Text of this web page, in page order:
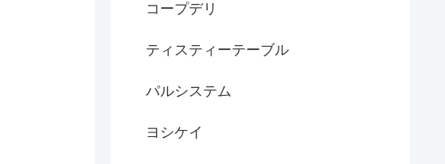
コープデリ
ティスティーテーブル
パルシステム
ヨシケイ